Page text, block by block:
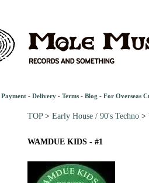
Payment - Delivery - Terms - Blog - For Overseas
TOP> Early House / 90's Techno >
WAMDUE KIDS - #1